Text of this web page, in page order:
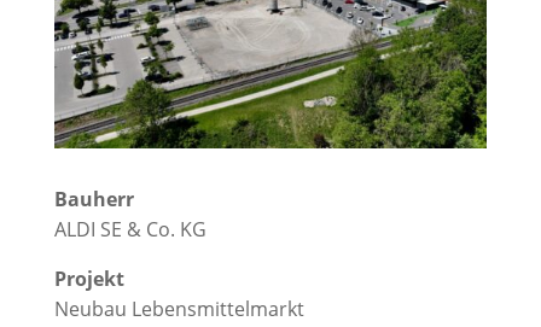
Bauherr
ALDI SE & Co. KG
Projekt
Neubau Lebensmittelmarkt